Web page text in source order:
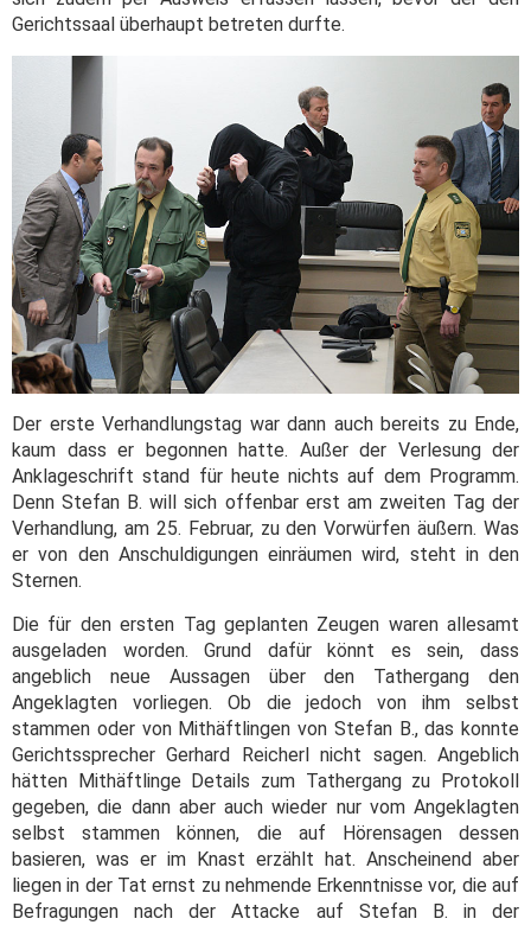
Gerichtssaal überhaupt betreten durfte.
Der erste Verhandlungstag war dann auch bereits zu Ende,
kaum dass er begonnen hatte. Außer der Verlesung der
Anklageschrift stand für heute nichts auf dem Programm.
Denn Stefan B. will sich offenbar erst am zweiten Tag der
Verhandlung, am 25. Februar, zu den Vorwürfen äußern. Was
er von den Anschuldigungen einräumen wird, steht in den
Sternen.
Die für den ersten Tag geplanten Zeugen waren allesamt
ausgeladen worden.Grund dafür könnt es sein, dass
angeblich neue Aussagen über den Tathergang den
Angeklagten vorliegen. Ob die jedoch von ihm selbst
stammen oder von Mithäftlingen von Stefan B., das konnte
Gerichtssprecher Gerhard Reicherl nicht sagen. Angeblich
hätten Mithäftlinge Details zum Tathergang zu Protokoll
gegeben, die dann aber auch wieder nur vom Angeklagten
selbst stammen können, die auf Hörensagen dessen
basieren, was er im Knast erzählt hat. Anscheinend aber
liegen in der Tat ernst zu nehmende Erkenntnisse vor, die auf
Befragungen nach der Attacke auf Stefan B. in der